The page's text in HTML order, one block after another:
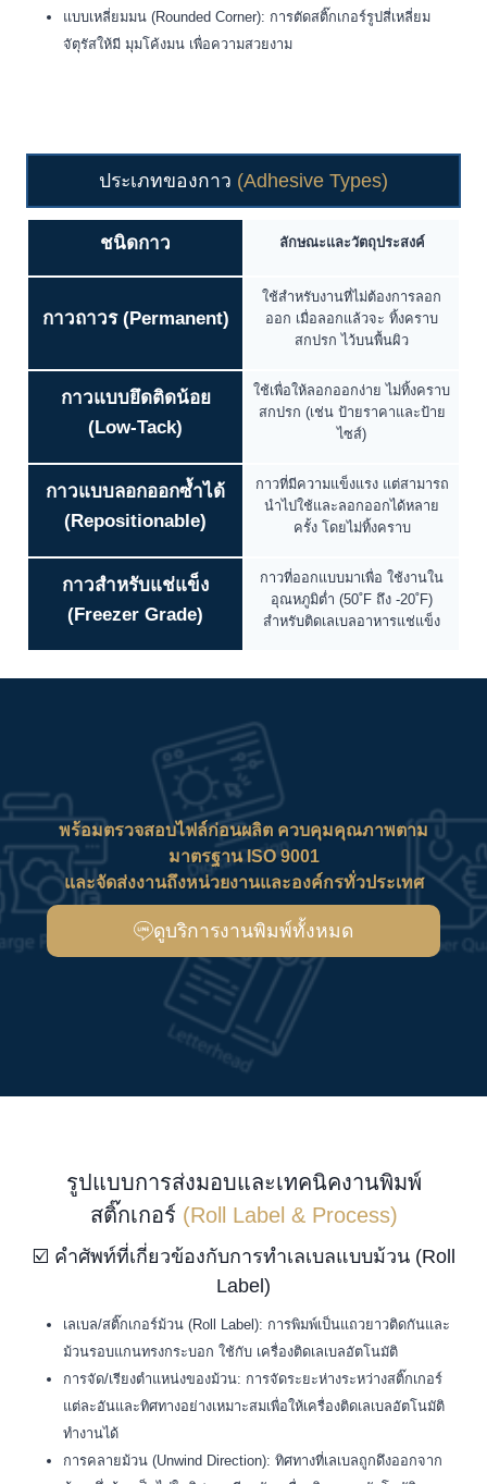
แบบเหลี่ยมมน (Rounded Corner): การตัดสติ๊กเกอร์รูปสี่เหลี่ยม
จัตุรัสให้มี มุมโค้งมน เพื่อความสวยงาม
ประเภทของกาว (Adhesive Types)
ชนิดกาว ลักษณะและวัตถุประสงค์
กาวถาวร (Permanent)
ใช้สำหรับงานที่ไม่ต้องการลอก
ออก เมื่อลอกแล้วจะ ทิ้งคราบ
สกปรก ไว้บนพื้นผิว
กาวแบบยึดติดน้อย
(Low-Tack)
ใช้เพื่อให้ลอกออกง่าย ไม่ทิ้งคราบ
สกปรก (เช่น ป้ายราคาและป้าย
ไซส์)
กาวแบบลอกออกซ้ำได้
(Repositionable)
กาวที่มีความแข็งแรง แต่สามารถ
นำไปใช้และลอกออกได้หลาย
ครั้ง โดยไม่ทิ้งคราบ
กาวสำหรับแช่แข็ง
(Freezer Grade)
กาวที่ออกแบบมาเพื่อ ใช้งานใน
อุณหภูมิต่ำ (50˚F ถึง -20˚F)
สำหรับติดเลเบลอาหารแช่แข็ง
พร้อมตรวจสอบไฟล์ก่อนผลิต ควบคุมคุณภาพตาม
มาตรฐาน ISO 9001
และจัดส่งงานถึงหน่วยงานและองค์กรทั่วประเทศ
ดูบริการงานพิมพ์ทั้งหมด
รูปแบบการส่งมอบและเทคนิคงานพิมพ์
สติ๊กเกอร์ (Roll Label & Process)
☑️ คำศัพท์ที่เกี่ยวข้องกับการทำเลเบลแบบม้วน (Roll
Label)
เลเบล/สติ๊กเกอร์ม้วน (Roll Label): การพิมพ์เป็นแถวยาวติดกันและ
ม้วนรอบแกนทรงกระบอก ใช้กับ เครื่องติดเลเบลอัตโนมัติ
การจัด/เรียงตำแหน่งของม้วน: การจัดระยะห่างระหว่างสติ๊กเกอร์
แต่ละอันและทิศทางอย่างเหมาะสมเพื่อให้เครื่องติดเลเบลอัตโนมัติ
ทำงานได้
การคลายม้วน (Unwind Direction): ทิศทางที่เลเบลถูกดึงออกจาก